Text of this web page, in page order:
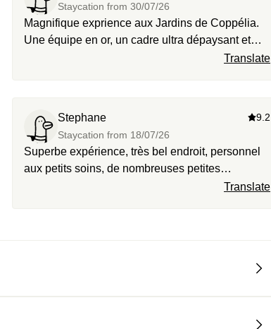
Staycation from 30/07/26
Magnifique exprience aux Jardins de Coppélia.
Une équipe en or, un cadre ultra dépaysant et
calme, le petit dej est royal, le staff est aux petits
Translate
Stephane
Staycation from 18/07/26
9.2
Superbe expérience, très bel endroit, personnel
aux petits soins, de nombreuses petites
attentions, très belle piscine, un calme Olympien.
Translate